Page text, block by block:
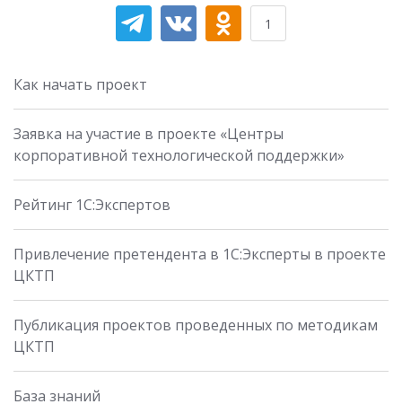
1
Как начать проект
Заявка на участие в проекте «Центры
корпоративной технологической поддержки»
Рейтинг 1C:Экспертов
Привлечение претендента в 1С:Эксперты в проекте
ЦКТП
Публикация проектов проведенных по методикам
ЦКТП
База знаний